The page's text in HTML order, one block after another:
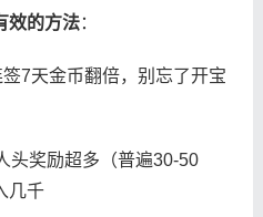
效的方法​​：
7天金币翻倍，别忘了开宝
头奖励超多（普遍30-50
几千